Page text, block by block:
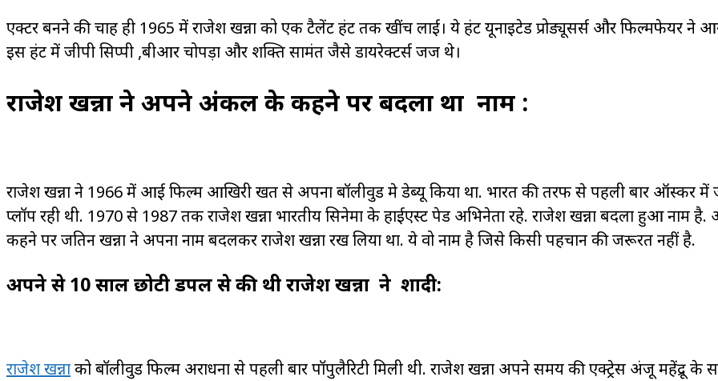
एक्टर बनने की चाह ही 1965 में राजेश खन्ना को एक टैलेंट हंट तक खींच लाई। ये हंट यूनाइटेड प्रोड्यूसर्स और फिल्मफेयर ने
इस हंट में जीपी सिप्पी ,बीआर चोपड़ा और शक्ति सामंत जैसे डायरेक्टर्स जज थे।
राजेश खन्ना ने अपने अंकल के कहने पर बदला था नाम :
राजेश खन्ना ने 1966 में आई फिल्म आखिरी खत से अपना बॉलीवुड मे डेब्यू किया था. भारत की तरफ से पहली बार ऑस्कर में
प्लॉप रही थी. 1970 से 1987 तक राजेश खन्ना भारतीय सिनेमा के हाईएस्ट पेड अभिनेता रहे. राजेश खन्ना बदला हुआ नाम
कहने पर जतिन खन्ना ने अपना नाम बदलकर राजेश खन्ना रख लिया था. ये वो नाम है जिसे किसी पहचान की जरूरत नहीं है.
अपने से 10 साल छोटी डिंपल से की थी राजेश खन्ना ने शादी:
राजेश खन्नाको बॉलीवुड फिल्म अराधना से पहली बार पॉपुलैरिटी मिली थी. राजेश खन्ना अपने समय की एक्ट्रेस अंजू महेंद्रू के